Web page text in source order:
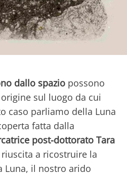
dallo spazio possono
sul luogo da cui
caso parliamo della Luna
fatta dalla
post-dottorato Tara
a ricostruire la
Luna, il nostro arido